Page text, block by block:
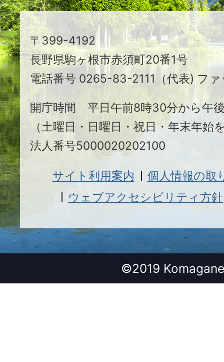
ち
駒
ヶ
根
市
〒399-4192
長野県駒ヶ根市赤須町20番1号
電話番号 0265-83-2111（代表) フ
開庁時間 平日午前8時30分から午
（土曜日・日曜日・祝日・年末年始
法人番号5000020202100
サイト利用案内
個人情報の取
ウェブアクセシビリティ方針
©2019